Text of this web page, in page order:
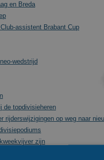
en Breda
assistent Brabant Cup
wedstrijd
de topdivisieheren
rijderswijzigingen op weg naar
zijn